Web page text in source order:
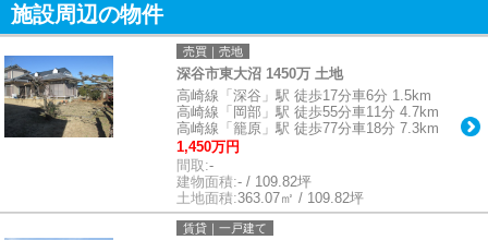
施設周辺の物件
売買｜売地
深谷市東大沼 1450万 土地
高崎線「深谷」駅 徒歩17分車6分 1.5km
高崎線「岡部」駅 徒歩55分車11分 4.7km
高崎線「籠原」駅 徒歩77分車18分 7.3km
1,450万円
間取:-
建物面積:- / 109.82坪
土地面積:363.07㎡ / 109.82坪
賃貸｜一戸建て